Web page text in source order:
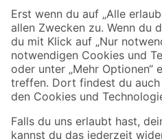
Sicher einkaufen
Jetzt die toom-App